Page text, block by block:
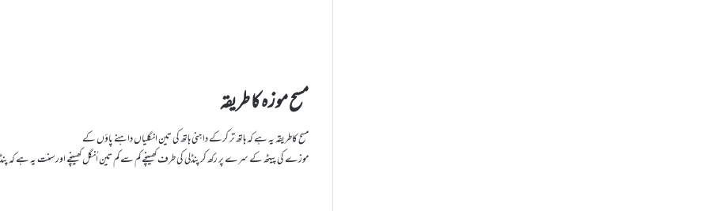
مسح موزہ کا طریقہ
مسح کاطریقہ یہ ہے کہ ہاتھ تر کرکے دا ہنی ہاتھ کی تین انگلیاں داہنے پاؤں کے
موزے کی پیٹھ کے سرے پر رکھ کر پنڈلی کی طرف کھینچے کم سے کم تین اُنگل کھینچے اور سنت یہ ہے کہ